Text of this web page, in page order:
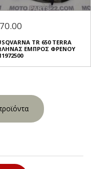
TR 650 TERRA
ΕΜΠΡΟΣ ΦΡΕΝΟΥ